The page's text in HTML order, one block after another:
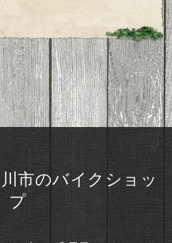
市のバイクショッ
プ